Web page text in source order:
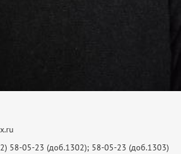
58-05-23 (доб.1302); 58-05-23 (доб.1303)